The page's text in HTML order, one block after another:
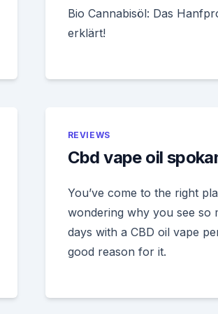
Bio Cannabisöl: Das
erklärt!
REVIEWS
Cbd vape oil
You’ve come to the right
wondering why you see so
days with a CBD oil vape
good reason for it.